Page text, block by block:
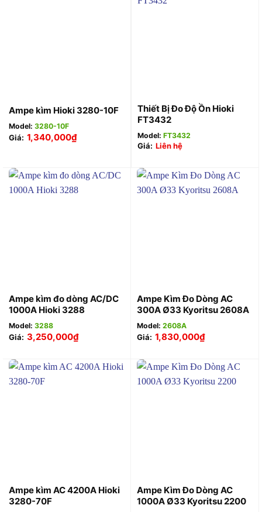
Ampe kìm Hioki 3280-10F
Model: 3280-10F
Giá: 1,340,000₫
Thiết Bị Đo Độ Ồn Hioki
FT3432
Model: FT3432
Giá: Liên hệ
Ampe kìm đo dòng AC/DC
1000A Hioki 3288
Model: 3288
Giá: 3,250,000₫
Ampe Kìm Đo Dòng AC
300A Ø33 Kyoritsu 2608A
Model: 2608A
Giá: 1,830,000₫
Ampe kìm AC 4200A Hioki
3280-70F
Ampe Kìm Đo Dòng AC
1000A Ø33 Kyoritsu 2200